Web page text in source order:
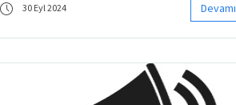
30 Eyl 2024 Devamı